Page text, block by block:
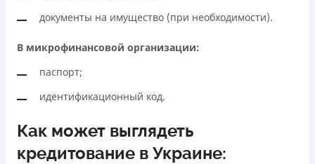
документы на имущество (при необходимости).
В микрофинансовой организации:
паспорт;
идентификационный код.
Как может выглядеть
кредитование в Украине: